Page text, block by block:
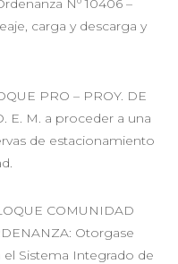
Nº 10406 –
carga y descarga y
PRO – PROY. DE
E. M. a proceder a una
de estacionamiento
COMUNIDAD
Otorgase
Sistema Integrado de